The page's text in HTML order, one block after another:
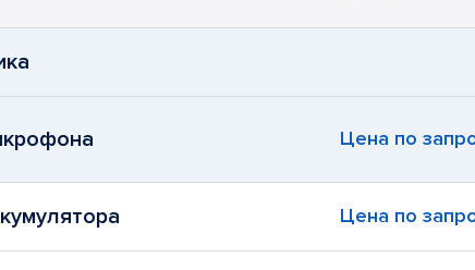
Цена по
Цена по